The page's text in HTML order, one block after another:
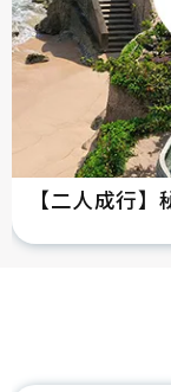
【二人成行